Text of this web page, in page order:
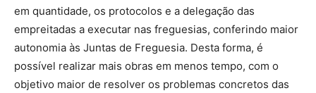
em quantidade, os protocolos e a delegação das
empreitadas a executar nas freguesias, conferindo maior
autonomia às Juntas de Freguesia. Desta forma, é
possível realizar mais obras em menos tempo, com o
objetivo maior de resolver os problemas concretos das